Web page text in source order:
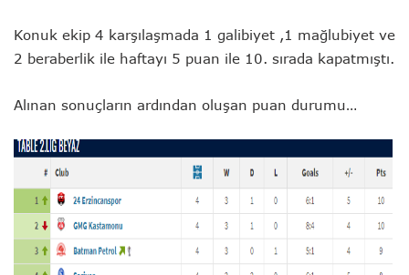
Konuk ekip 4 karşılaşmada 1 galibiyet ,1 mağlubiyet ve
2 beraberlik ile haftayı 5 puan ile 10. sırada kapatmıştı.
Alınan sonuçların ardından oluşan puan durumu…